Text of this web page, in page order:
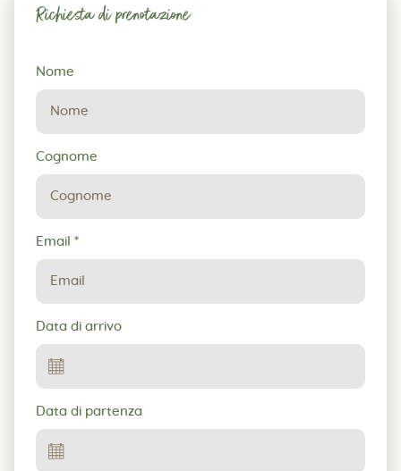
Richiesta di prenotazione
Richiesta
di
prenotazione
Nome
Cognome
Email *
Data di arrivo
Data di partenza